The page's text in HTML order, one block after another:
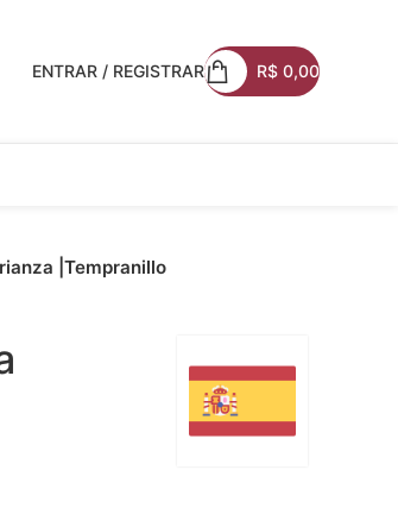
ENTRAR / REGISTRAR R$ 0,00
|Tempranillo